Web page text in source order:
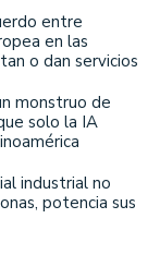
entre
en las
o dan servicios
monstruo de
solo la IA
industrial no
potencia sus